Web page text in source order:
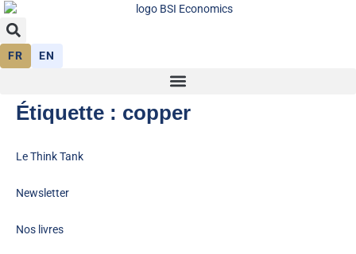
FR EN
Étiquette : copper
Le Think Tank
Newsletter
Nos livres